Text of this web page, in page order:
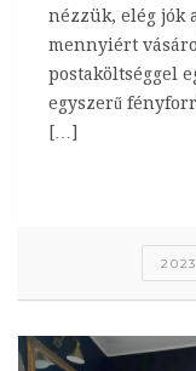
nézzük, elég jók
mennyiért
postaköltséggel
egyszerű
[…]